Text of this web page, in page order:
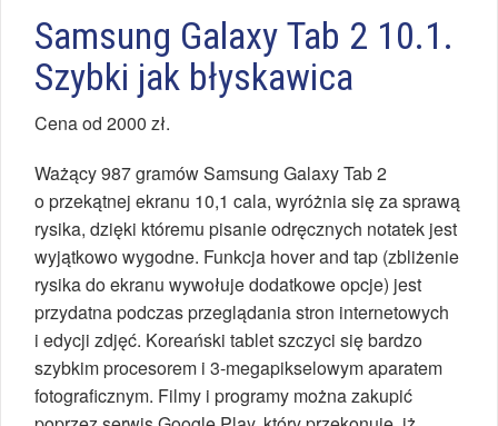
Samsung Galaxy Tab 2 10.1.
Szybki jak błyskawica
Cena od 2000 zł.
Ważący 987 gramów Samsung Galaxy Tab 2
o przekątnej ekranu 10,1 cala, wyróżnia się za sprawą
rysika, dzięki któremu pisanie odręcznych notatek jest
wyjątkowo wygodne. Funkcja hover and tap (zbliżenie
rysika do ekranu wywołuje dodatkowe opcje) jest
przydatna podczas przeglądania stron internetowych
i edycji zdjęć. Koreański tablet szczyci się bardzo
szybkim procesorem i 3-megapikselowym aparatem
fotograficznym. Filmy i programy można zakupić